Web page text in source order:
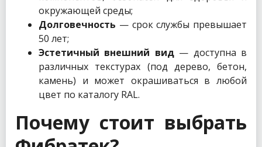
окружающей среды;
Долговечность — срок службы превышает
50 лет;
Эстетичный внешний вид— доступна в
различных текстурах (под дерево, бетон,
камень) и может окрашиваться в любой
цвет по каталогу RAL.
Почему стоит выбрать